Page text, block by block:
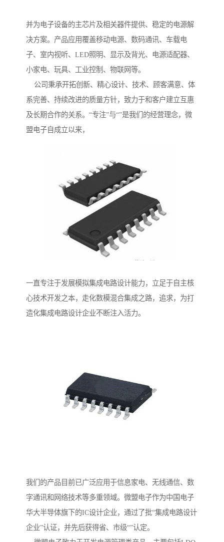
并为电子设备的主芯片及相关器件提供、稳定的电源解
决方案。产品应用覆盖移动电源、数码通讯、车载电
子、室内视听、LED照明、显示及背光、电源适配器、
小家电、玩具、工业控制、物联网等。
公司秉承开拓创新、精心设计、技术、顾客满意、体
系完善、持续改进的质量方针，致力于和客户建立互惠
及长期合作的关系。“专注”与“”是我们的经营理念，微
盟电子自成立以来，
一直专注于发展模拟集成电路设计能力，立足于自主核
心技术开发之本，走化数模混合集成之路，追求，为打
造化集成电路设计企业不断注入活力。
我们的产品目前已广泛应用于信息家电、无线通信、数
字通讯和网络技术等多重领域。微盟电子作为中国电子
华大半导体旗下的IC设计企业，通过了批“集成电路设计
企业”认证，并先后获得省、市级“”认定。